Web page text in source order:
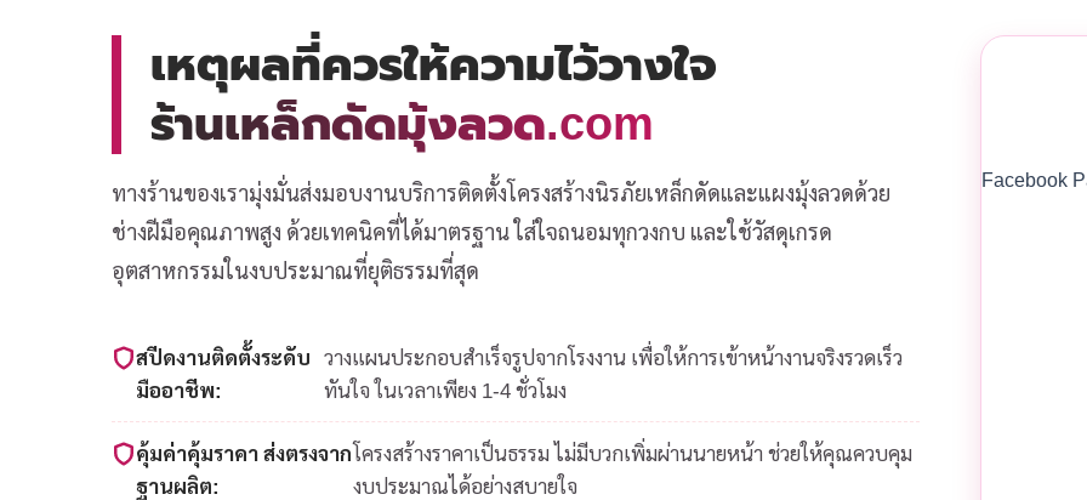
เหตุผลที่ควรให้ความไว้วางใจ
ร้านเหล็กดัดมุ้งลวด.com
ทางร้านของเรามุ่งมั่นส่งมอบงานบริการติดตั้งโครงสร้างนิรภัยเหล็กดัดและแผงมุ้งลวดด้วย
ช่างฝีมือคุณภาพสูง ด้วยเทคนิคที่ได้มาตรฐาน ใส่ใจถนอมทุกวงกบ และใช้วัสดุเกรด
อุตสาหกรรมในงบประมาณที่ยุติธรรมที่สุด
สปีดงานติดตั้งระดับ
มืออาชีพ:
วางแผนประกอบสำเร็จรูปจากโรงงาน เพื่อให้การเข้าหน้างานจริงรวดเร็ว
ทันใจ ในเวลาเพียง 1-4 ชั่วโมง
คุ้มค่าคุ้มราคา ส่งตรงจาก
ฐานผลิต:
โครงสร้างราคาเป็นธรรม ไม่มีบวกเพิ่มผ่านนายหน้า ช่วยให้คุณควบคุม
งบประมาณได้อย่างสบายใจ
Facebook